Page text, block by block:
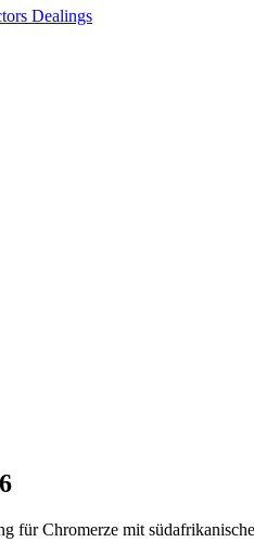
Dealings
für Chromerze mit